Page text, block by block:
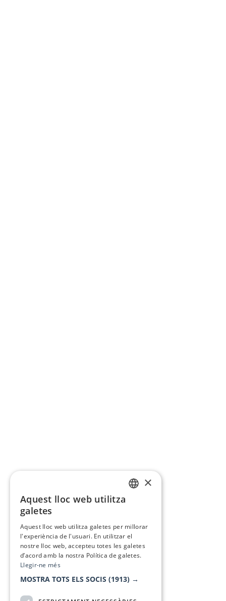
×
Aquest lloc web utilitza
galetes
Aquest lloc web utilitza galetes per millorar
l'experiència de l'usuari. En utilitzar el
nostre lloc web, accepteu totes les galetes
d’acord amb la nostra Política de galetes.
Llegir-ne més
MOSTRA TOTS ELS SOCIS (1913) →